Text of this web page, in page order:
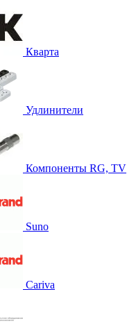
Кварта
Удлинители
Компоненты RG, TV
Suno
Cariva